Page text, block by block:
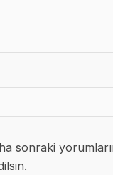
sonraki